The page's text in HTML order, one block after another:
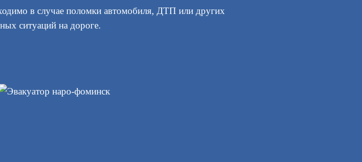
в случае поломки автомобиля, ДТП или других
ситуаций на дороге.